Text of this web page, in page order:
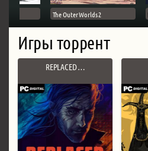
The Outer Worlds 2
Игры торрент
REPLACED …